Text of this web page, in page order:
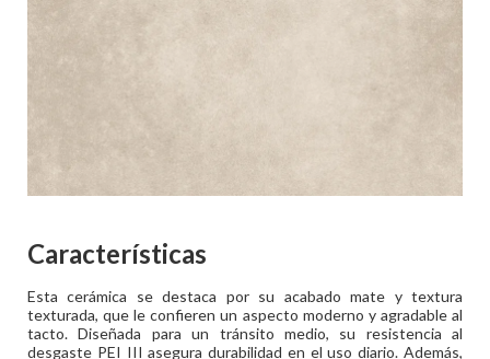
Características
Esta cerámica se destaca por su acabado mate y textura
texturada, que le confieren un aspecto moderno y agradable al
tacto. Diseñada para un tránsito medio, su resistencia al
desgaste PEI III asegura durabilidad en el uso diario. Además,